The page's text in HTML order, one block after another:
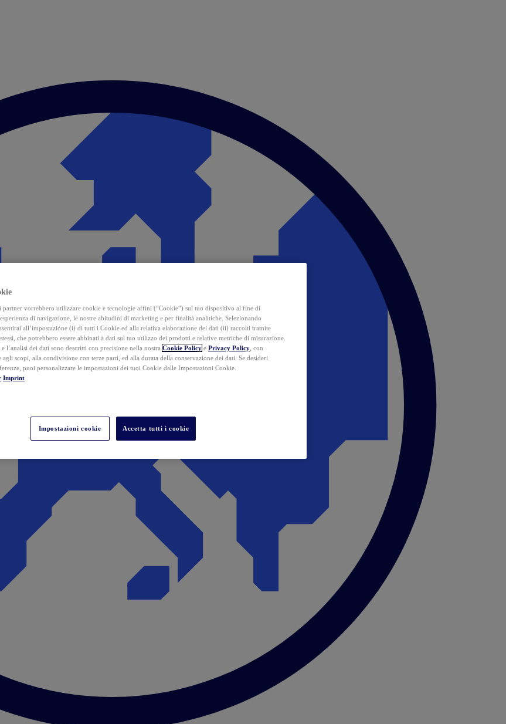
partner vorrebbero utilizzare cookie e tecnologie affini (“Cookie”) sul tuo dispositivo al fine di
di navigazione, le nostre abitudini di marketing e per finalità analitiche. Selezionando
all’impostazione (i) di tutti i Cookie ed alla relativa elaborazione dei dati (ii) raccolti tramite
che potrebbero essere abbinati a dati sul tuo utilizzo dei prodotti e relative metriche di misurazione.
l’analisi dei dati sono descritti con precisione nella nostra Cookie Policy e Privacy Policy , con
agli scopi, alla condivisione con terze parti, ed alla durata della conservazione dei dati. Se desideri
puoi personalizzare le impostazioni dei tuoi Cookie dalle Impostazioni Cookie.
Imprint
Impostazioni cookie Accetta tutti i cookie